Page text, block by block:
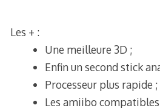
Les + :
Une meilleure 3D ;
Enfin un second stick
Processeur plus rapide ;
Les amiibo